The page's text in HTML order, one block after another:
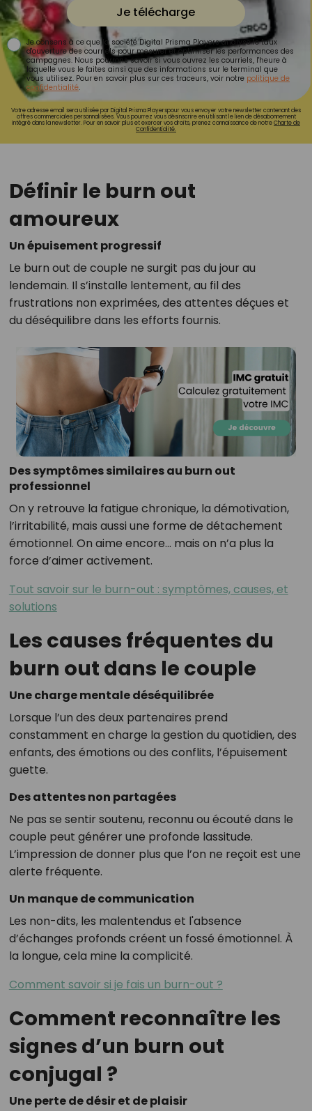
Je télécharge
Je consens à ce que la société Digital Prisma Players analyse le taux
d'ouverture des courriels pour mesurer et optimiser les performances des
campagnes. Nous pourrons savoir si vous ouvrez les courriels, l'heure à
laquelle vous le faites ainsi que des informations sur le terminal que
vous utilisez. Pour en savoir plus sur ces traceurs, voir notre politique de
confidentialité.
Votre adresse email sera utilisée par Digital Prisma Playerspour vous envoyer votre newsletter contenant des
offres commerciales personnalisées. Vous pourrez vous désinscrire en utilisant le lien de désabonnement
intégré dans la newsletter. Pour en savoir plus et exercer vos droits, prenez connaissance de notreCharte de
Confidentialité.
Définir le burn out
amoureux
Un épuisement progressif
Le burn out de couple ne surgit pas du jour au
lendemain. Il s’installe lentement, au fil des
frustrations non exprimées, des attentes déçues et
du déséquilibre dans les efforts fournis.
Des symptômes similaires au burn out
professionnel
On y retrouve la fatigue chronique, la démotivation,
l’irritabilité, mais aussi une forme de détachement
émotionnel. On aime encore… mais on n’a plus la
force d’aimer activement.
Tout savoir sur le burn-out : symptômes, causes, et
solutions
Les causes fréquentes du
burn out dans le couple
Une charge mentale déséquilibrée
Lorsque l’un des deux partenaires prend
constamment en charge la gestion du quotidien, des
enfants, des émotions ou des conflits, l’épuisement
guette.
Des attentes non partagées
Ne pas se sentir soutenu, reconnu ou écouté dans le
couple peut générer une profonde lassitude.
L’impression de donner plus que l’on ne reçoit est une
alerte fréquente.
Un manque de communication
Les non-dits, les malentendus et l'absence
d’échanges profonds créent un fossé émotionnel. À
la longue, cela mine la complicité.
Comment savoir si je fais un burn-out ?
Comment reconnaître les
signes d’un burn out
conjugal ?
Une perte de désir et de plaisir